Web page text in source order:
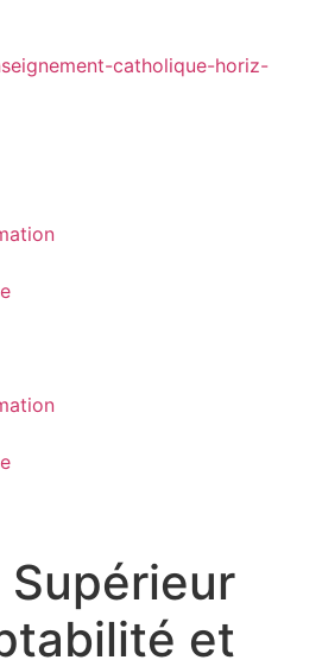
Supérieur
et